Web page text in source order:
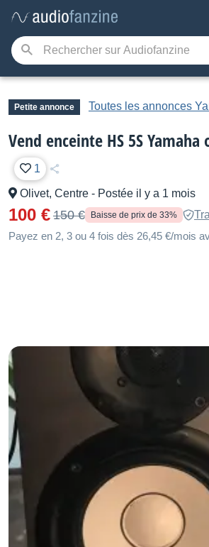
Petite annonce Toutes les annonces
Vend enceinte HS 5S Yamaha
1
Olivet, Centre - Postée il y a 1 mois
100 € 150 € Baisse de prix de 33%
Payez en 2, 3 ou 4 fois dès 26,45 €/mois